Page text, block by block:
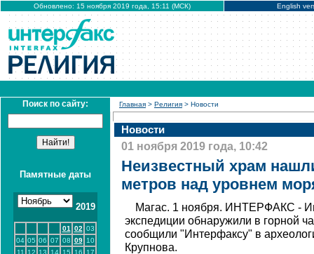
Обновлено: 15 ноября 2019 года, 15:11 (МСК) English
Поиск по сайту:
Памятные даты
2019
01 02 03
04 05 06 07 08 09 10
11
12 13 14 15 16
17
Главная > Религия > Новости
Новости
01 ноября 2019 года, 10:42
Неизвестный храм
метров над уровнем
Магас. 1 ноября. ИНТЕРФАКС -
экспедиции обнаружили в горной
сообщили "Интерфаксу" в
Крупнова.